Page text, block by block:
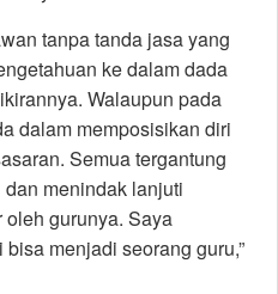
tanpa tanda jasa yang
ke dalam dada
Walaupun pada
dalam memposisikan diri
Semua tergantung
menindak lanjuti
gurunya. Saya
menjadi seorang guru,”